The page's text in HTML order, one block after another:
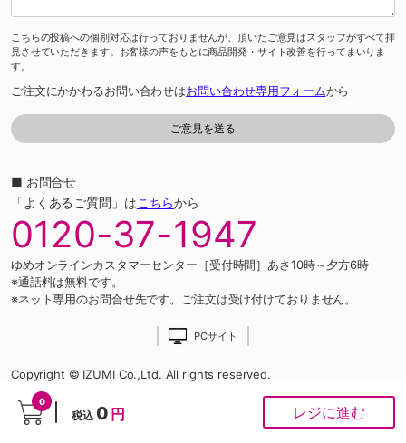
0
税込 0 円 レジに進む
こちらの投稿への個別対応は行っておりませんが、頂いたご意見はスタッフがすべて拝
見させていただきます。お客様の声をもとに商品開発・サイト改善を行ってまいりま
す。
ご注文にかかわるお問い合わせはお問い合わせ専用フォームから
■ お問合せ
「よくあるご質問」はこちらから
0120-37-1947
ゆめオンラインカスタマーセンター［受付時間］あさ10時～夕方6時
※通話料は無料です。
※ネット専用のお問合せ先です。ご注文は受け付けておりません。
PCサイト
Copyright © IZUMI Co.,Ltd. All rights reserved.